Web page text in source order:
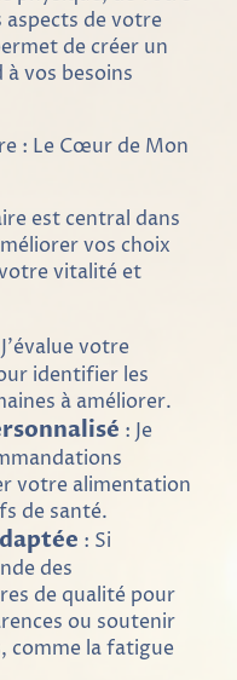
de votre
de créer un
vos besoins
: Le Cœur de Mon
est central dans
vos choix
vitalité et
votre
identifier les
à améliorer.
: Je
votre alimentation
de santé.
: Si
des
de qualité pour
ou soutenir
comme la fatigue